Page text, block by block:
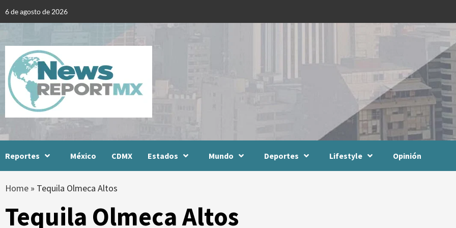
6 de agosto de 2026
Reportes México CDMX Estados Mundo Deportes Lifestyle Opinión
Home » Tequila Olmeca Altos
Tequila Olmeca Altos